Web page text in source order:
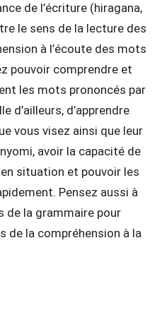
de l’écriture (hiragana,
le sens de la lecture des
à l’écoute des mots
pouvoir comprendre et
les mots prononcés par
d’ailleurs, d’apprendre
vous visez ainsi que leur
avoir la capacité de
situation et pouvoir les
Pensez aussi à
de la grammaire pour
de la compréhension à la